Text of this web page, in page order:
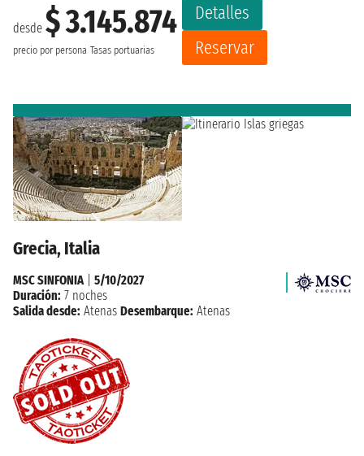
desde $ 3.145.874
precio por persona Tasas portuarias
Detalles
Reservar
Grecia, Italia
MSC SINFONIA| 5/10/2027
Duración: 7 noches
Salida desde: Atenas Desembarque: Atenas